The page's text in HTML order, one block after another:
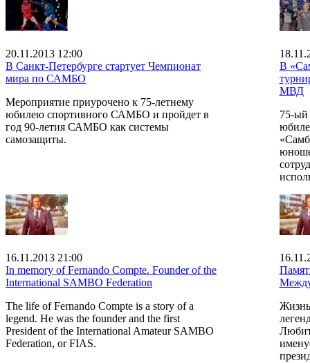
20.11.2013 12:00
В Санкт-Петербурге стартует Чемпионат
мира по САМБО
Мероприятие приурочено к 75-летнему
юбилею спортивного САМБО и пройдет в
год 90-летия САМБО как системы
самозащиты.
В
МВД
75-ый
16.11.2013 21:00
In memory of Fernando Compte. Founder of the
International SAMBO Federation
The life of Fernando Compte is a story of a
legend. He was the founder and the first
President of the International Amateur SAMBO
Federation, or FIAS.